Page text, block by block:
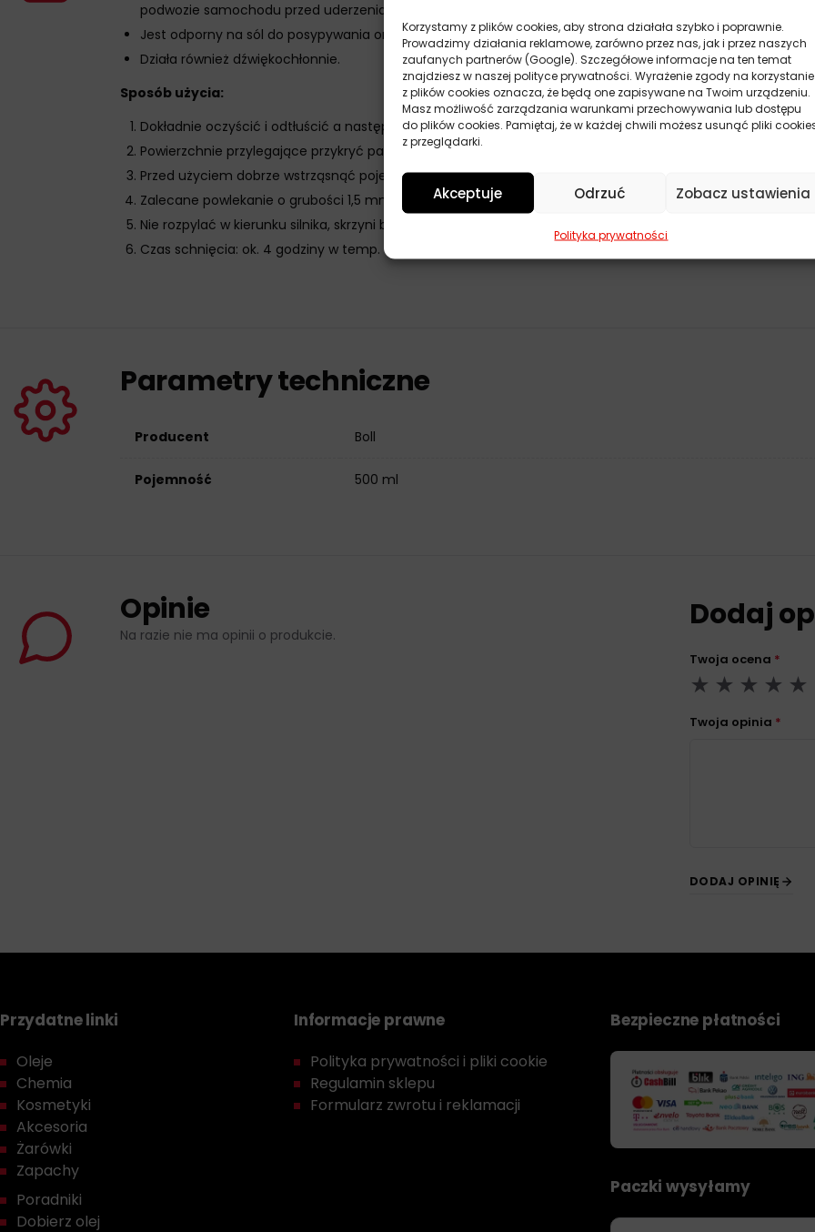
Korzystamy z plików cookies, aby strona działała szybko i poprawnie.
Prowadzimy działania reklamowe, zarówno przez nas, jak i przez naszych
zaufanych partnerów (Google). Szczegółowe informacje na ten temat
znajdziesz w naszej polityce prywatności. Wyrażenie zgody na korzystanie
z plików cookies oznacza, że będą one zapisywane na Twoim urządzeniu.
Masz możliwość zarządzania warunkami przechowywania lub dostępu
do plików cookies. Pamiętaj, że w każdej chwili możesz usunąć pliki
z przeglądarki.
Akceptuje Odrzuć Zobacz ustawienia
Polityka prywatności
podwozie samochodu przed uderzeniami kamieni, solą, wodą i oddziaływaniem czynników
Jest odporny na sól do posypywania oraz spaliny przemysłowe.
Działa również dźwiękochłonnie.
Sposób użycia:
Dokładnie oczyścić i odtłuścić a następnie osuszyć miejsca, które mają być konserwowane.
Powierzchnie przylegające przykryć papierem.
Przed użyciem dobrze wstrząsnąć pojemnik przez ok. 3 min.
Zalecane powlekanie o grubości 1,5 mm, w nadkolach 2 mm.
Nie rozpylać w kierunku silnika, skrzyni biegów, części hamulca i układu wydechowego.
Czas schnięcia: ok. 4 godziny w temp. +20 C
Parametry techniczne
Producent Boll
Pojemność 500 ml
Opinie
Na razie nie ma opinii o produkcie.
Dodaj
Twoja ocena *
Twoja opinia *
DODAJ OPINIĘ
Przydatne linki
Oleje
Chemia
Kosmetyki
Akcesoria
Żarówki
Zapachy
Poradniki
Dobierz olej
Informacje prawne
Polityka prywatności i pliki cookie
Regulamin sklepu
Formularz zwrotu i reklamacji
Bezpieczne płatności
Paczki wysyłamy